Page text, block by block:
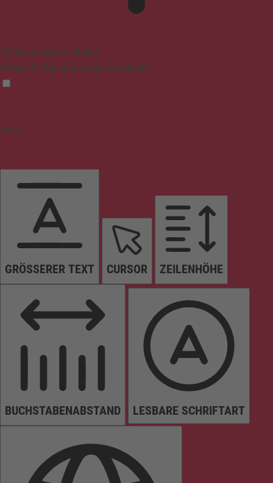
Epilepsie-sicherer Modus
Dämpft Farben und stoppt das Blinken
Inhalt
GRÖSSERER TEXT CURSOR ZEILENHÖHE
BUCHSTABENABSTAND LESBARE SCHRIFTART